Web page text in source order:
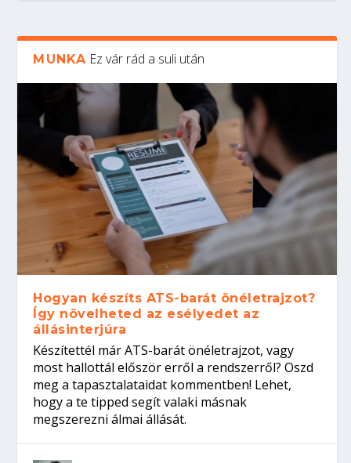
MUNKA Ez vár rád a suli után
Hogyan készíts ATS-barát önéletrajzot?
Így növelheted az esélyedet az
állásinterjúra
Készítettél már ATS-barát önéletrajzot, vagy
most hallottál először erről a rendszerről? Oszd
meg a tapasztalataidat kommentben! Lehet,
hogy a te tipped segít valaki másnak
megszerezni álmai állását.